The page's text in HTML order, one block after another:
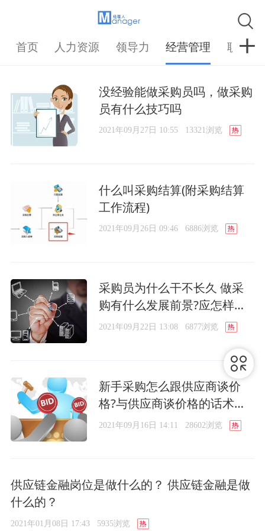
首页 人力资源 领导力 经营管理 职场
没经验能做采购员吗，做采购
员有什么技巧吗
2021年09月27日 10:55 13321浏览
什么叫采购结算(附采购结算
工作流程)
2021年09月26日 09:46 6886浏览
采购员为什么干不长久 做采
购有什么发展前景?应怎样做
职业规划
2021年09月22日 13:08 6877浏览
新手采购怎么跟供应商谈价
格?与供应商谈价格的话术及
技巧简析
2021年09月16日 14:11 28602浏览
供应链金融岗位是做什么的？ 供应链金融是做
什么的？
2021年01月08日 17:43 5935浏览